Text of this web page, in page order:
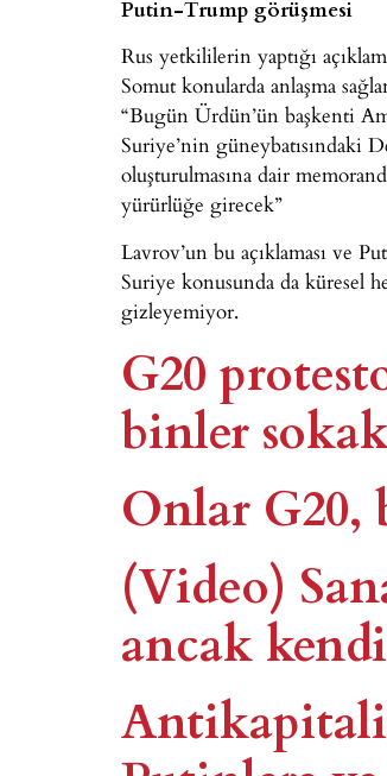
Putin-Trump görüşmesi
Rus yetkililerin yaptığı
Somut konularda anlaşma
“Bugün Ürdün’ün başkenti
Suriye’nin güneybatısındaki
oluşturulmasına dair
yürürlüğe girecek”
Lavrov’un bu açıklaması ve
Suriye konusunda da küresel
gizleyemiyor.
G20
binler
Onlar G20,
(Video)
ancak